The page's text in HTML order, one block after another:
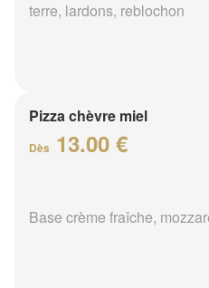
terre, lardons, reblochon
Pizza chèvre miel
Dès 13.00 €
Base crème fraîche,